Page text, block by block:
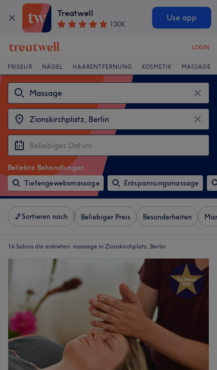
Treatwell
130K
Use app
LOGIN
FRISEUR NÄGEL HAARENTFERNUNG KOSMETIK MASSAGE
Beliebte Behandlungen
Tiefengewebsmassage
Entspannungsmassage
Sortieren nach Beliebiger Preis Besonderheiten
16 Salons die anbieten: massage in Zionskirchplatz, Berlin